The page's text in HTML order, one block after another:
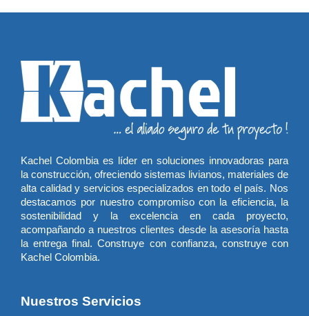
Kachel Colombia es líder en soluciones innovadoras para
la construcción, ofreciendo sistemas livianos, materiales de
alta calidad y servicios especializados en todo el país. Nos
destacamos por nuestro compromiso con la eficiencia, la
sostenibilidad y la excelencia en cada proyecto,
acompañando a nuestros clientes desde la asesoría hasta
la entrega final. Construye con confianza, construye con
Kachel Colombia.
Nuestros Servicios